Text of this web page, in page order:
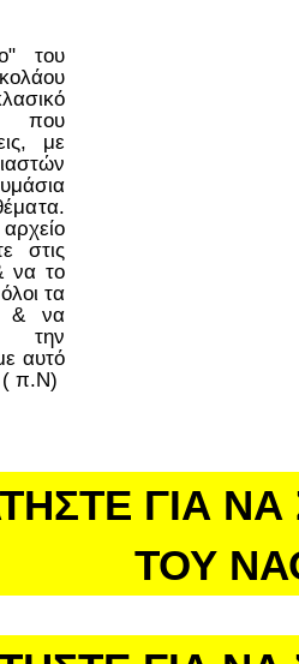
του
που
με
στις
να το
τα
& να
την
αυτό
( π.Ν)
ΓΙΑ
ΤΟΥ